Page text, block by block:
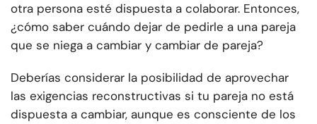
otra persona esté dispuesta a colaborar. Entonces,
¿cómo saber cuándo dejar de pedirle a una pareja
que se niega a cambiar y cambiar de pareja?
Deberías considerar la posibilidad de aprovechar
las exigencias reconstructivas si tu pareja no está
dispuesta a cambiar, aunque es consciente de los